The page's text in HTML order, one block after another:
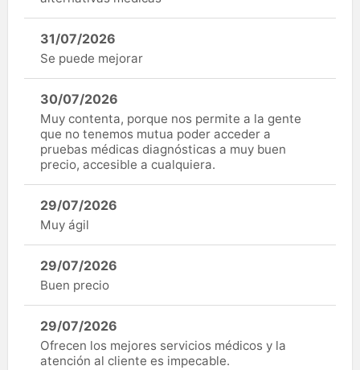
31/07/2026
Se puede mejorar
30/07/2026
Muy contenta, porque nos permite a la gente
que no tenemos mutua poder acceder a
pruebas médicas diagnósticas a muy buen
precio, accesible a cualquiera.
29/07/2026
Muy ágil
29/07/2026
Buen precio
29/07/2026
Ofrecen los mejores servicios médicos y la
atención al cliente es impecable.